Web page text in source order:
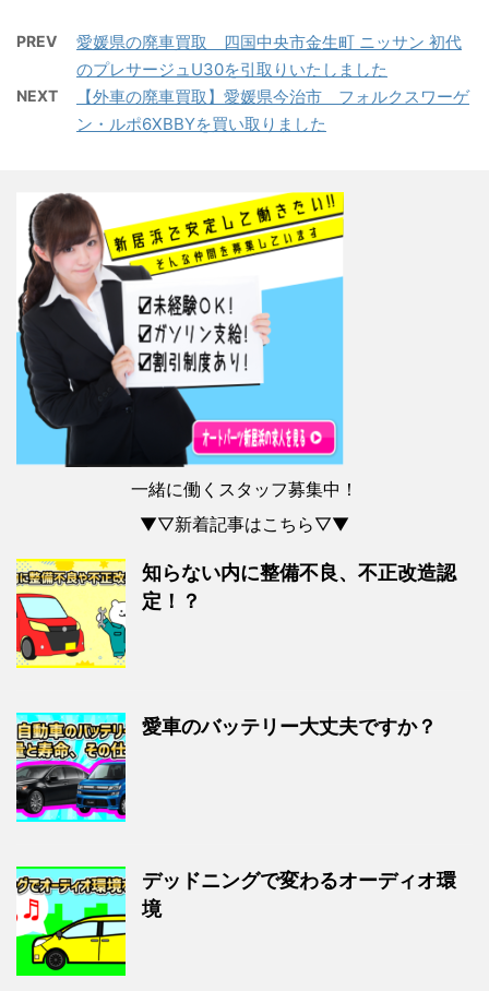
PREV
愛媛県の廃車買取 四国中央市金生町 ニッサン 初代
のプレサージュU30を引取りいたしました
NEXT
【外車の廃車買取】愛媛県今治市 フォルクスワーゲ
ン・ルポ6XBBYを買い取りました
一緒に働くスタッフ募集中！
▼▽新着記事はこちら▽▼
知らない内に整備不良、不正改造認
定！？
愛車のバッテリー大丈夫ですか？
デッドニングで変わるオーディオ環
境